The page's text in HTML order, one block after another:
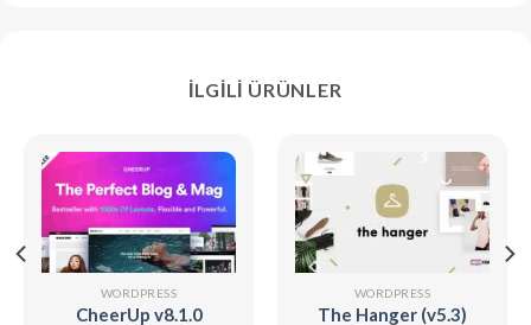
İLGILI ÜRÜNLER
WORDPRESS
CheerUp v8.1.0
WORDPRESS
The Hanger (v5.3)